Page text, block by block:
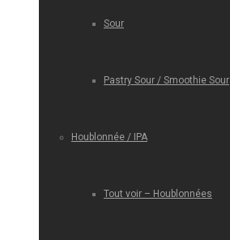
Sour
Pastry Sour / Smoothie Sour
Houblonnée / IPA
Tout voir – Houblonnées